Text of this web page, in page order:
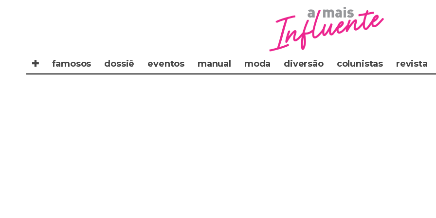
✚ famosos dossiê eventos manual moda diversão colunistas revista